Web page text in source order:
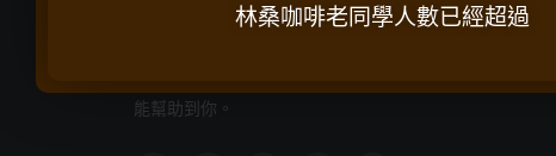
能幫助到你。
林桑咖啡老同學人數已經超過